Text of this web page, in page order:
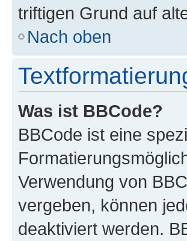
triftigen Grund auf
Nach oben
Was ist BBCode?
BBCode ist eine
Verwendung von
vergeben, können
deaktiviert werden.